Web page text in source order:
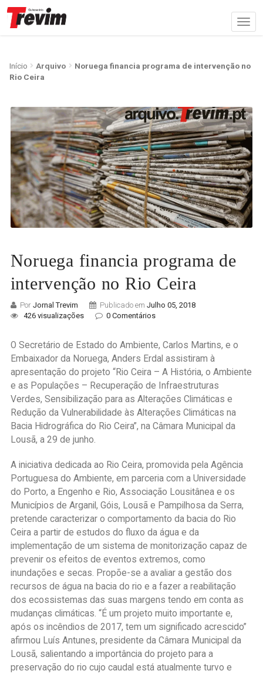
Início Arquivo
Noruega financia programa de intervenção no
Rio Ceira
Noruega financia programa de
intervenção no Rio Ceira
Por Jornal Trevim Publicado em Julho 05, 2018
426 visualizações
0 Comentários
O Secretário de Estado do Ambiente, Carlos Martins, e o
Embaixador da Noruega, Anders Erdal assistiram à
apresentação do projeto “Rio Ceira – A História, o Ambiente
e as Populações – Recuperação de Infraestruturas
Verdes, Sensibilização para as Alterações Climáticas e
Redução da Vulnerabilidade às Alterações Climáticas na
Bacia Hidrográfica do Rio Ceira”, na Câmara Municipal da
Lousã, a 29 de junho.
A iniciativa dedicada ao Rio Ceira, promovida pela Agência
Portuguesa do Ambiente, em parceria com a Universidade
do Porto, a Engenho e Rio, Associação Lousitânea e os
Municípios de Arganil, Góis, Lousã e Pampilhosa da Serra,
pretende caracterizar o comportamento da bacia do Rio
Ceira a partir de estudos do fluxo da água e da
implementação de um sistema de monitorização capaz de
prevenir os efeitos de eventos extremos, como
inundações e secas. Propõe-se a avaliar a gestão dos
recursos de água na bacia do rio e a fazer a reabilitação
dos ecossistemas das suas margens tendo em conta as
mudanças climáticas. “É um projeto muito importante e,
após os incêndios de 2017, tem um significado acrescido”
afirmou Luís Antunes, presidente da Câmara Municipal da
Lousã, salientando a importância do projeto para a
preservação do rio cujo caudal está atualmente turvo e